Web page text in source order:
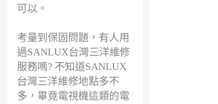
可以。
考量到保固問題，有人用
過SANLUX台灣三洋維修
服務嗎? 不知道SANLUX
台灣三洋維修地點多不
多，畢竟電視機這類的電